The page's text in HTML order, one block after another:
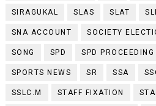
SIRAGUKAL SLAS SLAT
SNA ACCOUNT SOCIETY
SONG SPD SPD PROCEEDING
SPORTS NEWS SR SSA
SSLC.M STAFF FIXATION